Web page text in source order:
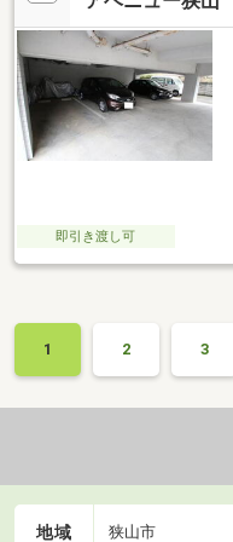
即引き渡し可
1 2 3
地域 狭山市